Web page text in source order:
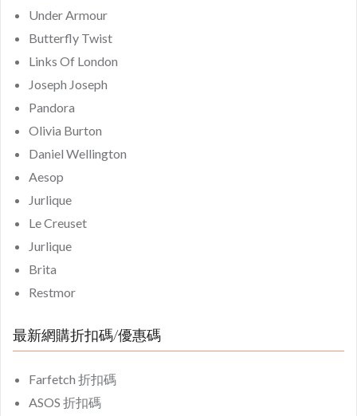
Under Armour
Butterfly Twist
Links Of London
Joseph Joseph
Pandora
Olivia Burton
Daniel Wellington
Aesop
Jurlique
Le Creuset
Jurlique
Brita
Restmor
最新網購折扣碼/優惠碼
Farfetch 折扣碼
ASOS 折扣碼